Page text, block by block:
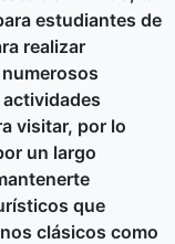
estudiantes de
realizar
visitar, por lo
un largo
que
clásicos como